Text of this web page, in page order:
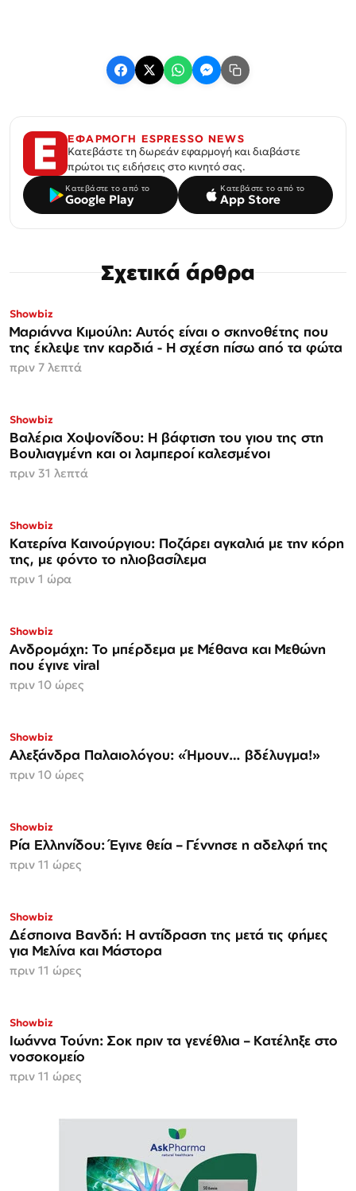
ΕΦΑΡΜΟΓΗ ESPRESSO NEWS
Κατεβάστε τη δωρεάν εφαρμογή και διαβάστε
πρώτοι τις ειδήσεις στο κινητό σας.
Κατεβάστε το από το
Google Play
Κατεβάστε το από το
App Store
Σχετικά άρθρα
Showbiz
Μαριάννα Κιμούλη: Αυτός είναι ο σκηνοθέτης που
της έκλεψε την καρδιά - Η σχέση πίσω από τα φώτα
πριν 7 λεπτά
Showbiz
Βαλέρια Χοψονίδου: Η βάφτιση του γιου της στη
Βουλιαγμένη και οι λαμπεροί καλεσμένοι
πριν 31 λεπτά
Showbiz
Κατερίνα Καινούργιου: Ποζάρει αγκαλιά με την κόρη
της, με φόντο το ηλιοβασίλεμα
πριν 1 ώρα
Showbiz
Ανδρομάχη: Το μπέρδεμα με Μέθανα και Μεθώνη
που έγινε viral
πριν 10 ώρες
Showbiz
Αλεξάνδρα Παλαιολόγου: «Ήμουν… βδέλυγμα!»
πριν 10 ώρες
Showbiz
Ρία Ελληνίδου: Έγινε θεία – Γέννησε η αδελφή της
πριν 11 ώρες
Showbiz
Δέσποινα Βανδή: Η αντίδραση της μετά τις φήμες
για Μελίνα και Μάστορα
πριν 11 ώρες
Showbiz
Ιωάννα Τούνη: Σοκ πριν τα γενέθλια – Κατέληξε στο
νοσοκομείο
πριν 11 ώρες